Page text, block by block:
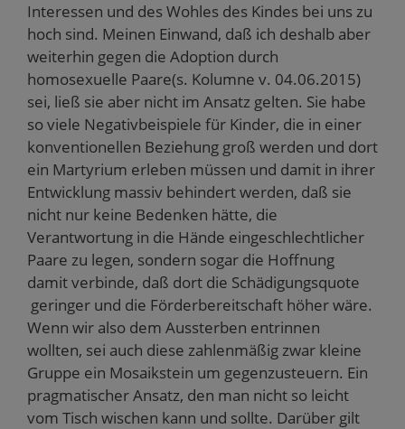
Interessen und des Wohles des Kindes bei uns zu
hoch sind. Meinen Einwand, daß ich deshalb aber
weiterhin gegen die Adoption durch
homosexuelle Paare(s. Kolumne v. 04.06.2015)
sei, ließ sie aber nicht im Ansatz gelten. Sie habe
so viele Negativbeispiele für Kinder, die in einer
konventionellen Beziehung groß werden und dort
ein Martyrium erleben müssen und damit in ihrer
Entwicklung massiv behindert werden, daß sie
nicht nur keine Bedenken hätte, die
Verantwortung in die Hände eingeschlechtlicher
Paare zu legen, sondern sogar die Hoffnung
damit verbinde, daß dort die Schädigungsquote
geringer und die Förderbereitschaft höher wäre.
Wenn wir also dem Aussterben entrinnen
wollten, sei auch diese zahlenmäßig zwar kleine
Gruppe ein Mosaikstein um gegenzusteuern. Ein
pragmatischer Ansatz, den man nicht so leicht
vom Tisch wischen kann und sollte. Darüber gilt